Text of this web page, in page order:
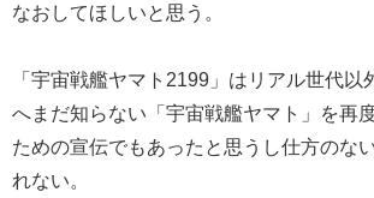
なおしてほしいと思う。
「宇宙戦艦ヤマト2199」はリアル世代以
へまだ知らない「宇宙戦艦ヤマト」を再
ための宣伝でもあったと思うし仕方のな
れない。